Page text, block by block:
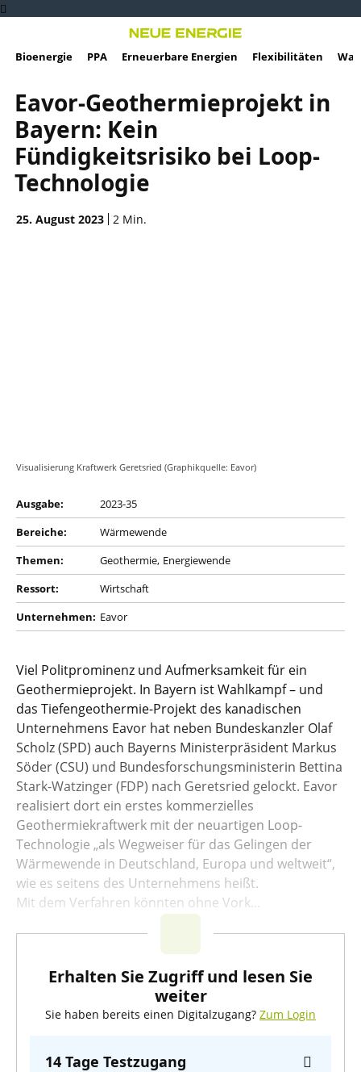
Bioenergie PPA Erneuerbare Energien Flexibilitäten
Eavor-Geothermieprojekt in
Bayern: Kein
Fündigkeitsrisiko bei Loop-
Technologie
25. August 2023 2 Min.
Visualisierung Kraftwerk Geretsried (Graphikquelle: Eavor)
Ausgabe:
2023-35
Bereiche:
Wärmewende
Themen:
Geothermie Energiewende
Ressort:
Wirtschaft
Unternehmen: Eavor
Viel Politprominenz und Aufmerksamkeit für ein
Geothermieprojekt. In Bayern ist Wahlkampf – und
das Tiefengeothermie-Projekt des kanadischen
Unternehmens Eavor hat neben Bundeskanzler Olaf
Scholz (SPD) auch Bayerns Ministerpräsident Markus
Söder (CSU) und Bundesforschungsministerin Bettina
Stark-Watzinger (FDP) nach Geretsried gelockt. Eavor
realisiert dort ein erstes kommerzielles
Geothermiekraftwerk mit der neuartigen Loop-
Technologie „als Wegweiser für das Gelingen der
Wärmewende in Deutschland, Europa und weltweit“,
wie es seitens des Unternehmens heißt.
Mit dem Verfahren könnten ohne Vork...
Erhalten Sie Zugriff und lesen Sie
weiter
Sie haben bereits einen Digitalzugang? Zum Login
14 Tage Testzugang